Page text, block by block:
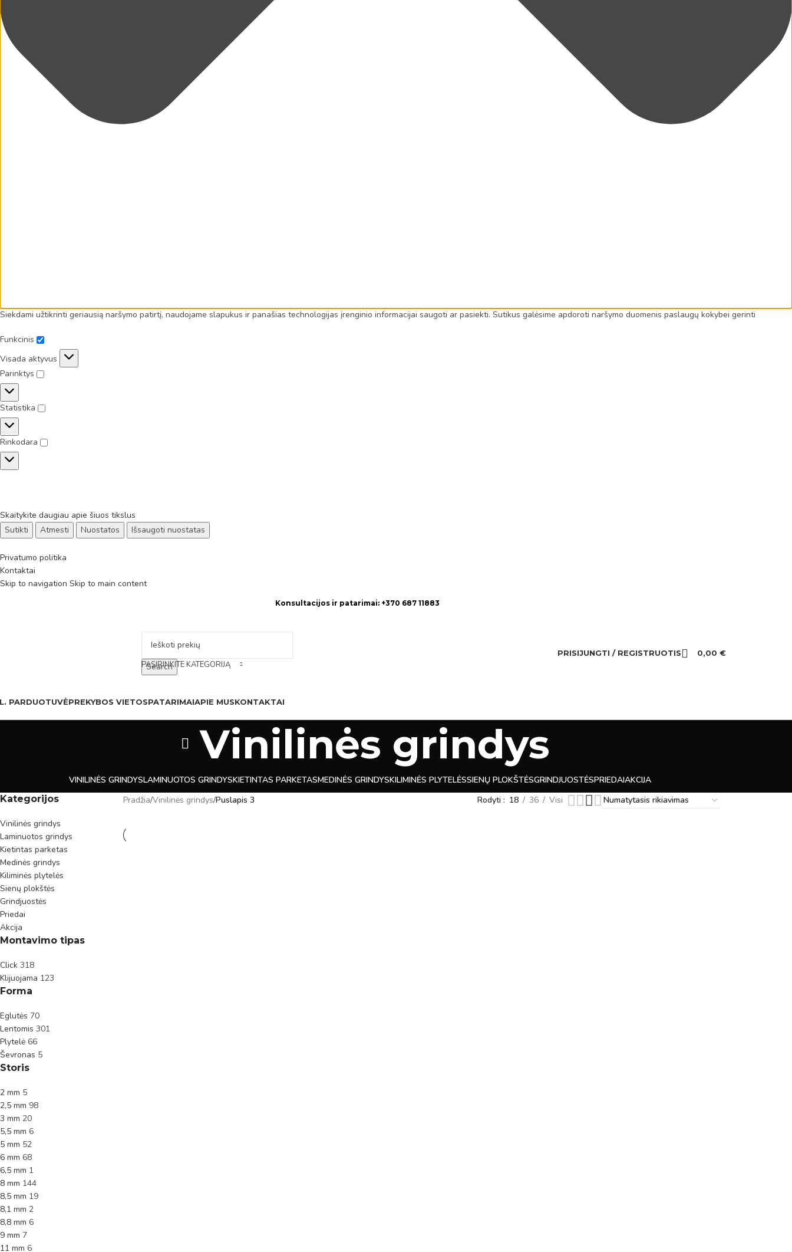
Siekdami užtikrinti geriausią naršymo patirtį, naudojame slapukus ir panašias technologijas įrenginio informacijai saugoti ar pasiekti. Sutikus galėsime apdoroti naršymo duomenis paslaugų kokybei gerinti
Funkcinis
Visada aktyvus
Parinktys
Statistika
Rinkodara
Skaitykite daugiau apie šiuos tikslus
Sutikti
Atmesti Nuostatos Išsaugoti nuostatas
Privatumo politika
Kontaktai
Skip to navigation Skip to main content
Konsultacijos ir patarimai: +370 687 11883
PASIRINKITE KATEGORIJĄ
Search
PRISIJUNGTI / REGISTRUOTIS 0,00 €
PARDUOTUVĖPREKYBOS VIETOSPATARIMAIAPIE MUSKONTAKTAI
Vinilinės grindys
VINILINĖS GRINDYSLAMINUOTOS GRINDYSKIETINTAS PARKETASMEDINĖS GRINDYSKILIMINĖS PLYTELĖSSIENŲ PLOKŠTĖSGRINDJUOSTĖSPRIEDAIAKCIJA
Kategorijos
Vinilinės grindys
Laminuotos grindys
Kietintas parketas
Medinės grindys
Kiliminės plytelės
Sienų plokštės
Grindjuostės
Priedai
Akcija
Montavimo tipas
Click 318
Klijuojama 123
Forma
Eglutės 70
Lentomis 301
Plytelė 66
Ševronas 5
Storis
2 mm 5
2,5 mm 98
3 mm 20
5,5 mm 6
5 mm 52
6 mm 68
6,5 mm 1
8 mm 144
8,5 mm 19
8,1 mm 2
8,8 mm 6
9 mm 7
11 mm 6
Pradžia/Vinilinės grindys/Puslapis 3 Rodyti 18 36 Visi